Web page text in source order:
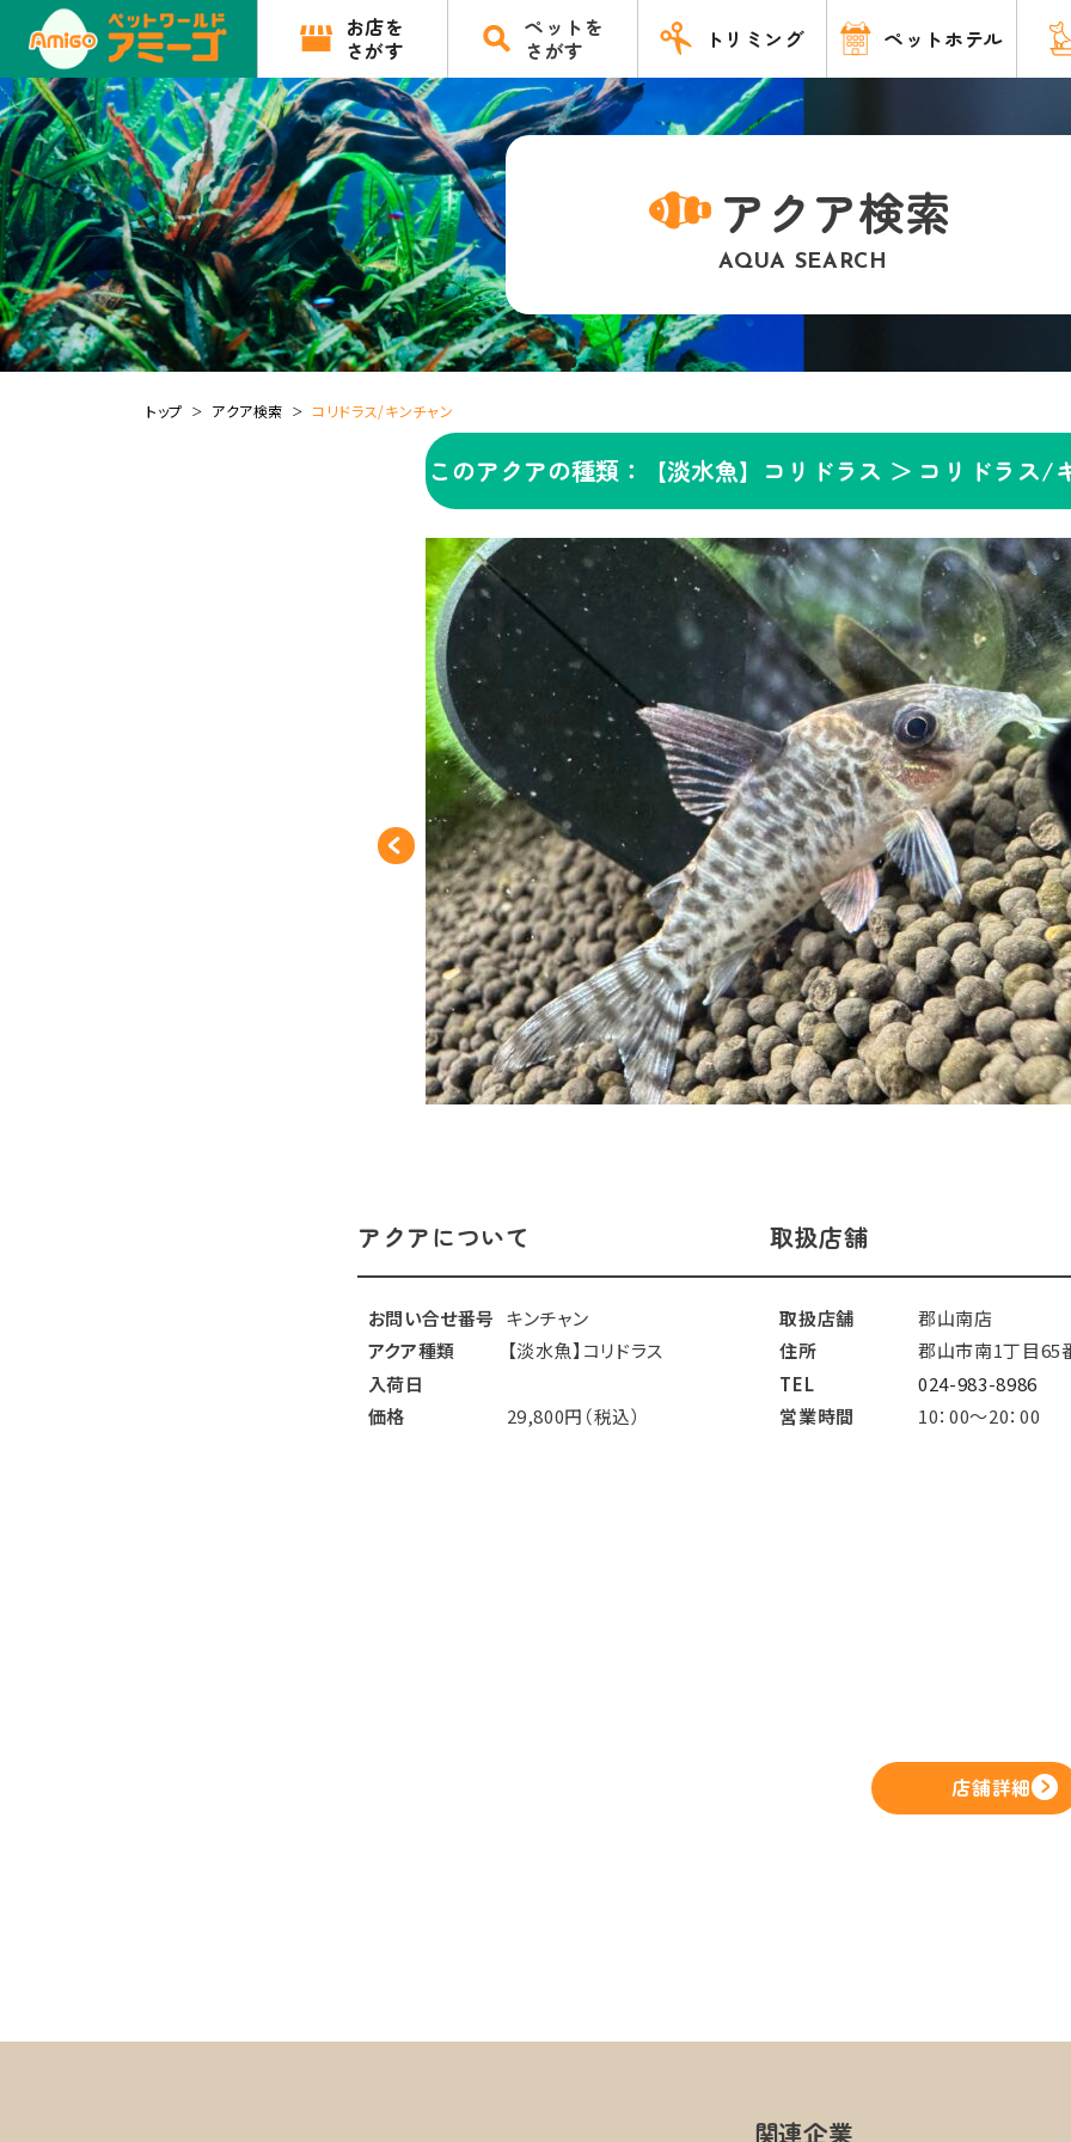
お店を
さがす
ペットを
さがす
トリミング ペットホテル
アクア検索
AQUA SEARCH
トップ アクア検索 コリドラス/キンチャン
このアクアの種類：【淡水魚】コリドラス ＞ コリドラス/
アクアについて
お問い合せ番号 キンチャン
アクア種類
【淡水魚】コリドラス
入荷日
価格
29,800円（税込）
取扱店舗
取扱店舗
郡山南店
住所
郡山市南1丁目65
TEL
024-983-8986
営業時間
10：00～20：00
店舗詳細
関連企業